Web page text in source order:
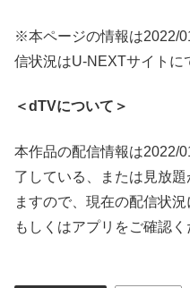
※本ページの情報は2022/
信状況はU-NEXTサイトに
＜dTVについて＞
本作品の配信情報は2022/
了している、または見放
ますので、現在の配信状
もしくはアプリをご確認く